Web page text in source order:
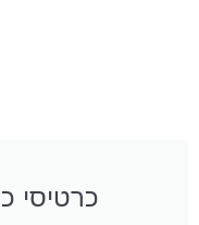
כרטיסי